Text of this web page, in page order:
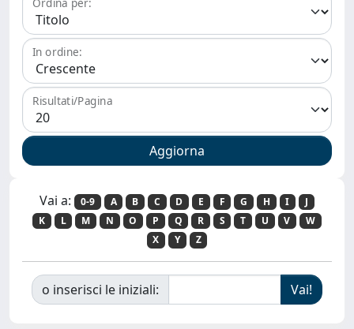
Ordina per:
In ordine:
Risultati/Pagina
Vai a: 0-9 A B C D E F G H I
J
K
L M N O P Q R S T U V
W
X
Y Z
o inserisci le iniziali: